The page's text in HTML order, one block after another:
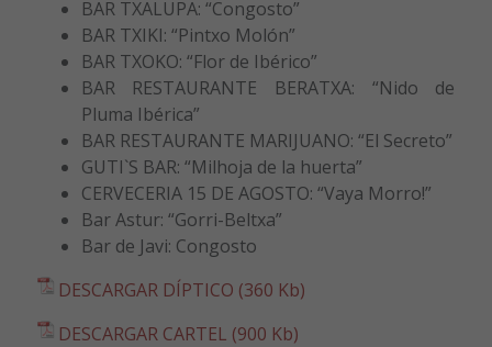
BAR TXALUPA: “Congosto”
BAR TXIKI: “Pintxo Molón”
BAR TXOKO: “Flor de Ibérico”
BAR RESTAURANTE BERATXA: “Nido de
Pluma Ibérica”
BAR RESTAURANTE MARIJUANO: “El Secreto”
GUTI`S BAR: “Milhoja de la huerta”
CERVECERIA 15 DE AGOSTO: “Vaya Morro!”
Bar Astur: “Gorri-Beltxa”
Bar de Javi: Congosto
DESCARGAR DÍPTICO (360 Kb)
DESCARGAR CARTEL (900 Kb)